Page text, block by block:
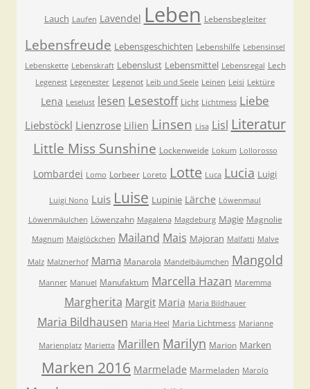
Lauch Laufen Lavendel Leben Lebensbegleiter
Lebensfreude Lebensgeschichten Lebenshilfe Lebensinsel
Lebenskette Lebenskraft Lebenslust Lebensmittel Lebensregal Lech
Legenest Legenester Legenot Leib und Seele Leinen Leisi Lektüre
Lena Leselust lesen Lesestoff Licht Lichtmess Liebe
Liebstöckl Lienzrose Lilien Linsen Lisa Lisl Literatur
Little Miss Sunshine Lockenweide Lokum Lollorosso
Lombardei Lomo Lorbeer Loreto Lotte Luca Lucia Luigi
Luigi Nono Luis Luise Lupinie Lärche Löwenmaul
Löwenmäulchen Löwenzahn Magalena Magdeburg Magie Magnolie
Magnum Maiglöckchen Mailand Mais Majoran Malfatti Malve
Malz Malznerhof Mama Manarola Mandelbäumchen Mangold
Manner Manuel Manufaktum Marcella Hazan Maremma
Margherita Margit Maria Maria Bildhauer
Maria Bildhausen Maria Heel Maria Lichtmess Marianne
Marienplatz Marietta Marillen Marilyn Marion Marken
Marken 2016 Marmelade Marmeladen Marolo